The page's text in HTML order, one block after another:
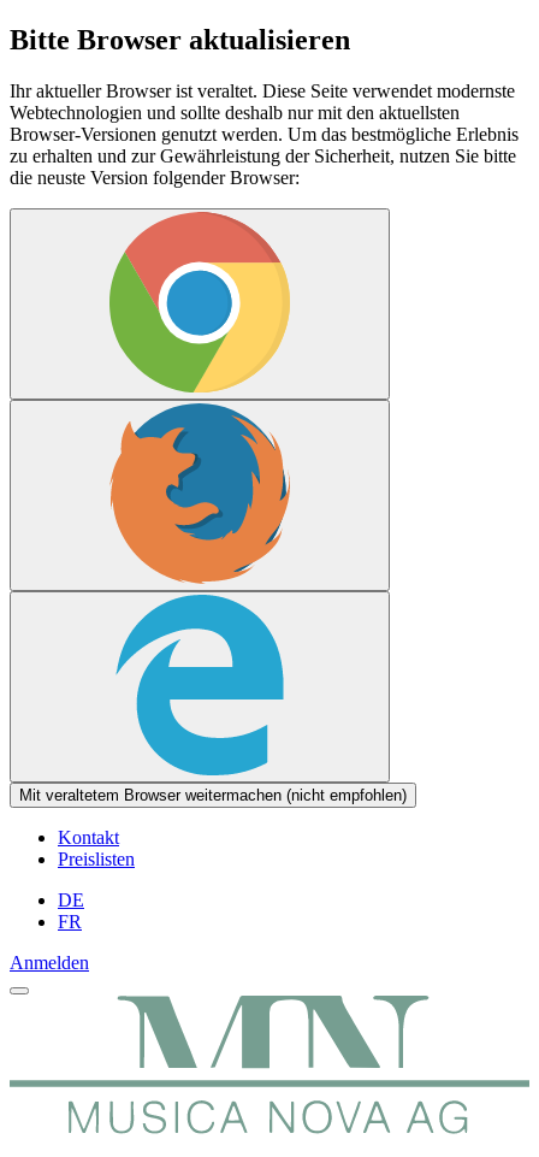
Bitte Browser aktualisieren
Ihr aktueller Browser ist veraltet. Diese Seite verwendet modernste
Webtechnologien und sollte deshalb nur mit den aktuellsten
Browser-Versionen genutzt werden. Um das bestmögliche Erlebnis
zu erhalten und zur Gewährleistung der Sicherheit, nutzen Sie bitte
die neuste Version folgender Browser:
Mit veraltetem Browser weitermachen (nicht empfohlen)
Kontakt
Preislisten
DE
FR
Anmelden